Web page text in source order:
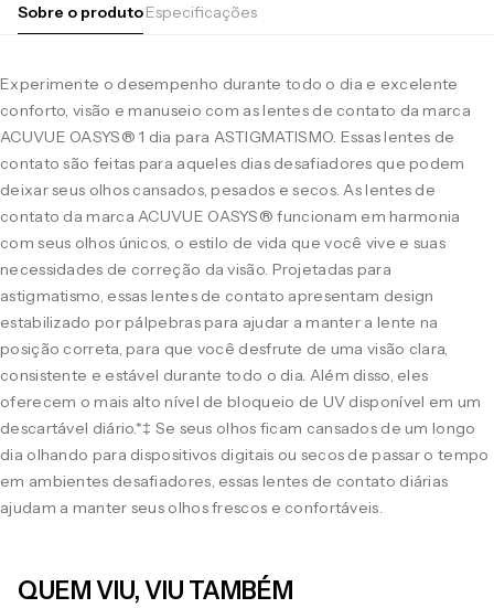
Sobre o produtoEspecificações
Experimente o desempenho durante todo o dia e excelente
conforto, visão e manuseio com as lentes de contato da marca
ACUVUE OASYS® 1 dia para ASTIGMATISMO. Essas lentes de
contato são feitas para aqueles dias desafiadores que podem
deixar seus olhos cansados, pesados e secos. As lentes de
contato da marca ACUVUE OASYS® funcionam em harmonia
com seus olhos únicos, o estilo de vida que você vive e suas
necessidades de correção da visão. Projetadas para
astigmatismo, essas lentes de contato apresentam design
estabilizado por pálpebras para ajudar a manter a lente na
posição correta, para que você desfrute de uma visão clara,
consistente e estável durante todo o dia. Além disso, eles
oferecem o mais alto nível de bloqueio de UV disponível em um
descartável diário.*‡ Se seus olhos ficam cansados de um longo
dia olhando para dispositivos digitais ou secos de passar o tempo
em ambientes desafiadores, essas lentes de contato diárias
ajudam a manter seus olhos frescos e confortáveis.
QUEM VIU, VIU TAMBÉM